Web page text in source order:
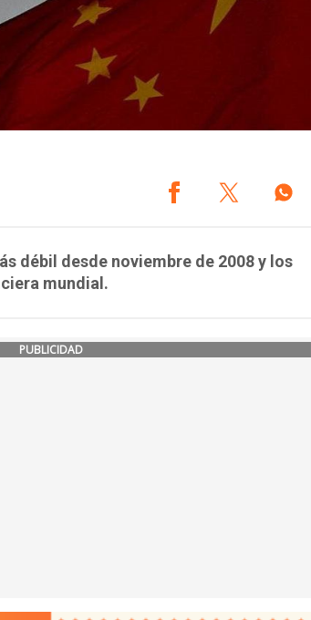
débil desde noviembre de 2008 y los
mundial.
PUBLICIDAD